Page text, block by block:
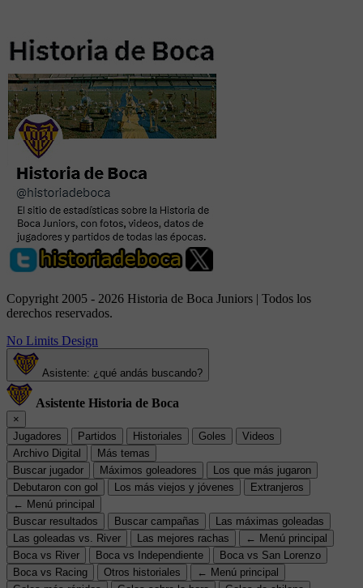
Copyright 2005 - 2026 Historia de Boca Juniors | Todos los
derechos reservados.
No Limits Design
Asistente: ¿qué andás buscando?
Asistente Historia de Boca
×
Jugadores
Partidos Historiales Goles
Videos
Archivo Digital
Más temas
Buscar jugador
Máximos goleadores
Los que más jugaron
Debutaron con gol
Los más viejos y jóvenes
Extranjeros
← Menú principal
Buscar resultados
Buscar campañas
Las máximas goleadas
Las goleadas vs. River
Las mejores rachas
← Menú principal
Boca vs River
Boca vs Independiente
Boca vs San Lorenzo
Boca vs Racing
Otros historiales
← Menú principal